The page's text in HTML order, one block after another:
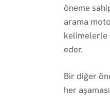
öneme
arama
kelimelerle
eder.
Bir diğer
her